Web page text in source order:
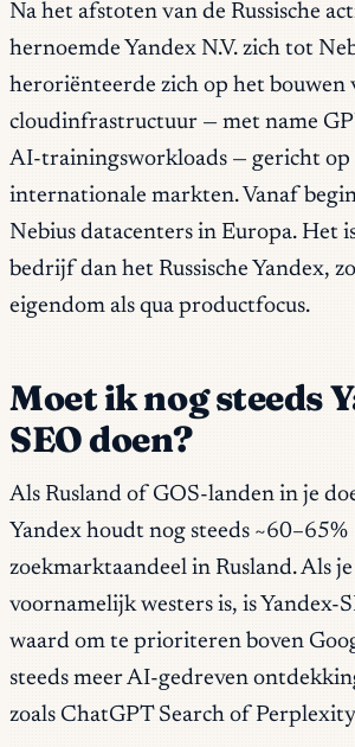
Na het afstoten van de Russische
hernoemde Yandex N.V. zich tot
heroriënteerde zich op het bouwen
cloudinfrastructuur — met name
AI-trainingsworkloads — gericht op
internationale markten. Vanaf
Nebius datacenters in Europa. Het
bedrijf dan het Russische Yandex,
eigendom als qua productfocus.
Moet ik nog steeds
SEO doen?
Als Rusland of GOS-landen in je
Yandex houdt nog steeds ~60–65%
zoekmarktaandeel in Rusland. Als
voornamelijk westers is, is Yandex-
waard om te prioriteren boven
steeds meer AI-gedreven
zoals ChatGPT Search of